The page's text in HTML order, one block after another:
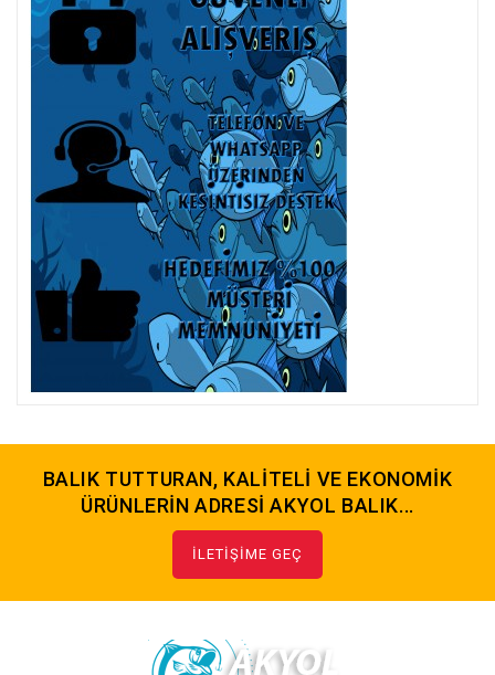
BALIK TUTTURAN, KALİTELİ VE EKONOMİK
ÜRÜNLERİN ADRESİ AKYOL BALIK...
İLETİŞİME GEÇ